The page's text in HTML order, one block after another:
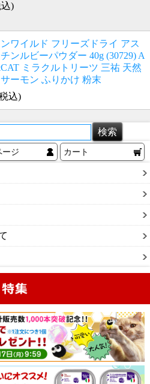
)
ワイルド フリーズドライ アス
ンルビーパウダー 40g (30729) A
ミラクルトリーツ 三祐 天然
ーモン ふりかけ 粉末
込)
ージ カート